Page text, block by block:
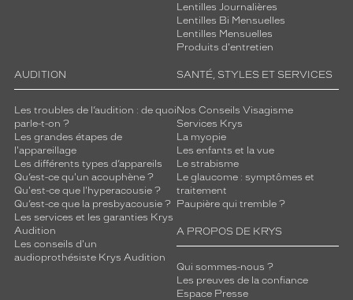
Lentilles Journalières
Lentilles Bi Mensuelles
Lentilles Mensuelles
Produits d'entretien
AUDITION
Les troubles de l’audition : de quoi
parle-t-on ?
Les grandes étapes de
l'appareillage
Les différents types d’appareils
Qu’est-ce qu'un acouphène ?
Qu'est-ce que l'hyperacousie ?
Qu’est-ce que la presbyacousie ?
Les services et les garanties Krys
Audition
Les conseils d'un
audioprothésiste Krys Audition
SANTÉ, STYLES ET SERVICES
Nos Conseils Visagisme
Services Krys
La myopie
Les enfants et la vue
Le strabisme
Le glaucome : symptômes et
traitement
Paupière qui tremble ?
A PROPOS DE KRYS
Qui sommes-nous ?
Les preuves de la confiance
Espace Presse